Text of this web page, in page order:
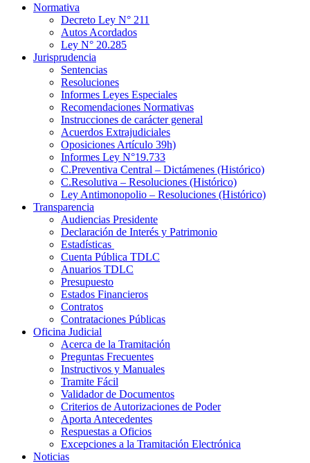
Normativa
Decreto Ley N° 211
Autos Acordados
Ley N° 20.285
Jurisprudencia
Sentencias
Resoluciones
Informes Leyes Especiales
Recomendaciones Normativas
Instrucciones de carácter general
Acuerdos Extrajudiciales
Oposiciones Artículo 39h)
Informes Ley N°19.733
C.Preventiva Central – Dictámenes (Histórico)
C.Resolutiva – Resoluciones (Histórico)
Ley Antimonopolio – Resoluciones (Histórico)
Transparencia
Audiencias Presidente
Declaración de Interés y Patrimonio
Estadísticas
Cuenta Pública TDLC
Anuarios TDLC
Presupuesto
Estados Financieros
Contratos
Contrataciones Públicas
Oficina Judicial
Acerca de la Tramitación
Preguntas Frecuentes
Instructivos y Manuales
Tramite Fácil
Validador de Documentos
Criterios de Autorizaciones de Poder
Aporta Antecedentes
Respuestas a Oficios
Excepciones a la Tramitación Electrónica
Noticias